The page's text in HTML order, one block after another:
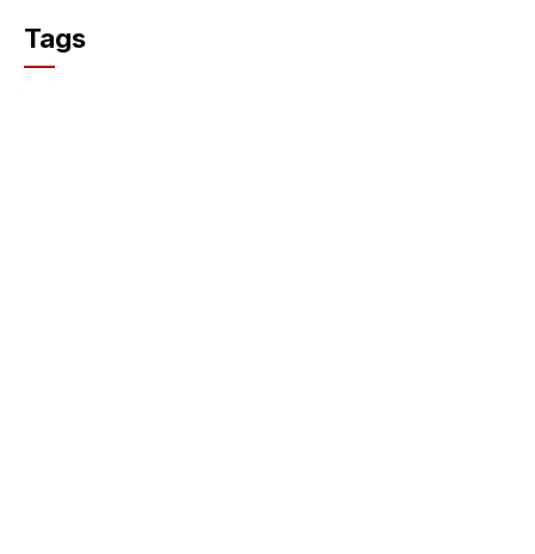
c
e
Tags